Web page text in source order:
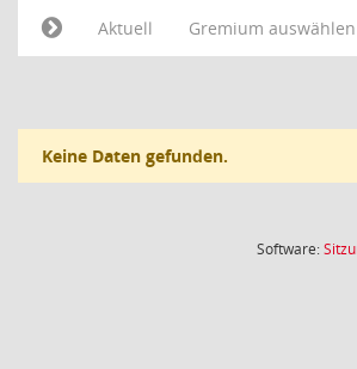
Aktuell
Gremium auswählen
Keine Daten gefunden.
Software: